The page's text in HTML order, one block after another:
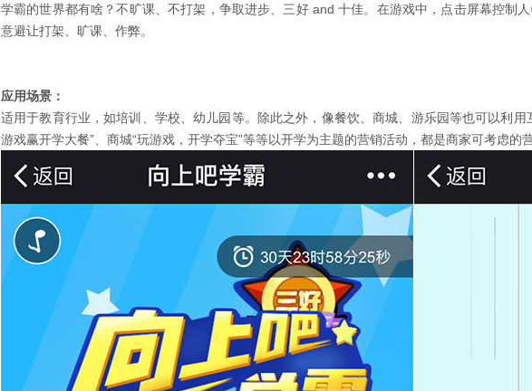
学霸的世界都有啥？不旷课、不打架，争取进步、三好 and 十佳。在游戏中，点击屏幕控制
意避让打架、旷课、作弊。
应用场景：
适用于教育行业，如培训、学校、幼儿园等。除此之外，像餐饮、商城、游乐园等也可以利
游戏赢开学大餐”、商城“玩游戏，开学夺宝”等等以开学为主题的营销活动，都是商家可考虑的